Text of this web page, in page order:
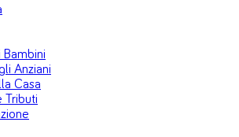
Bambini
Anziani
Casa
Tributi